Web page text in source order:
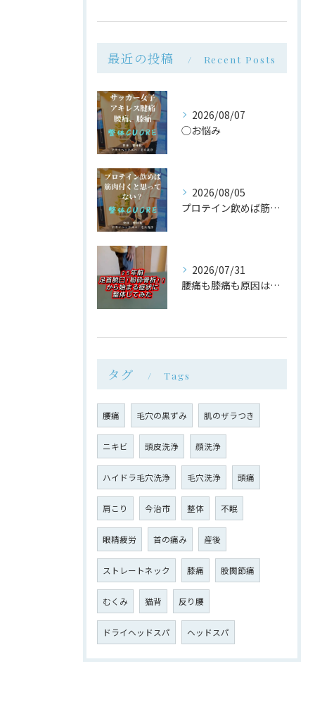
最近の投稿 Recent Posts
2026/08/07
◯お悩み
2026/08/05
プロテイン飲めば筋肉付く は大間違い
2026/07/31
腰痛も膝痛も原因は同じ場所だった
タグ Tags
腰痛 毛穴の黒ずみ 肌のザラつき
ニキビ 頭皮洗浄 顔洗浄
ハイドラ毛穴洗浄 毛穴洗浄 頭痛
肩こり 今治市 整体 不眠
眼精疲労 首の痛み 産後
ストレートネック 膝痛 股関節痛
むくみ 猫背 反り腰
ドライヘッドスパ ヘッドスパ